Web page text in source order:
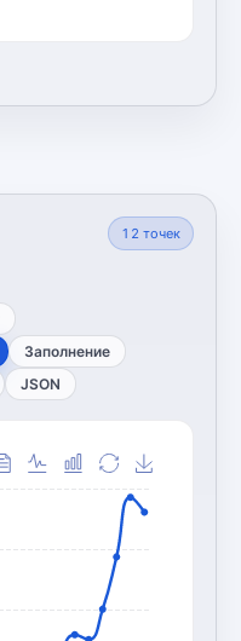
12 точек
Заполнение
JSON